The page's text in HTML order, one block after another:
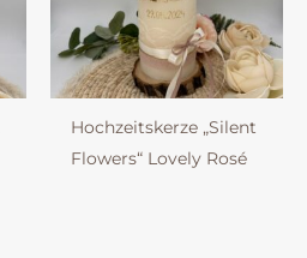
Hochzeitskerze „Silent
Flowers“ Lovely Rosé